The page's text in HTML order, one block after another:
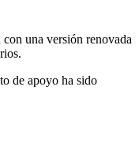
una versión renovada
de apoyo ha sido